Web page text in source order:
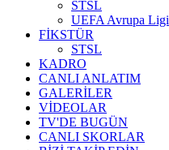
STSL
UEFA Avrupa Ligi
FİKSTÜR
STSL
KADRO
CANLI ANLATIM
GALERİLER
VİDEOLAR
TV'DE BUGÜN
CANLI SKORLAR